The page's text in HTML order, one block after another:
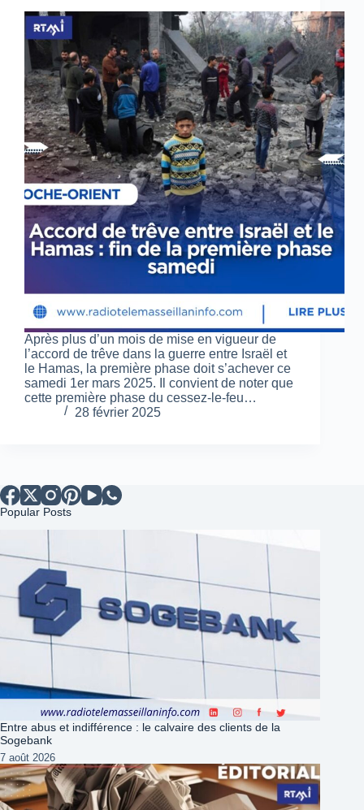
Après plus d’un mois de mise en vigueur de
l’accord de trêve dans la guerre entre Israël et
le Hamas, la première phase doit s’achever ce
samedi 1er mars 2025. Il convient de noter que
cette première phase du cessez-le-feu…
28 février 2025
Popular Posts
Entre abus et indifférence : le calvaire des clients de la
Sogebank
7 août 2026